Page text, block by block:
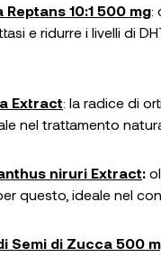
10:1 500 mg:
e ridurre i livelli di
Extract: la radice di
nel trattamento
niruri Extract:
questo, ideale nel
Semi di Zucca 500